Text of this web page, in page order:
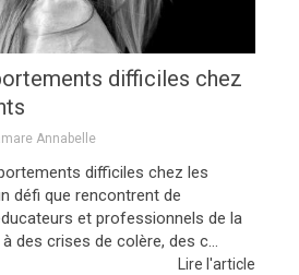
difficiles chez
Annabelle
difficiles chez les
défi que rencontrent de
et professionnels de la
des crises de colère, des c...
Lire l'article